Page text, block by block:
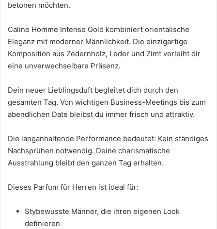
betonen möchten.
Caline Homme Intense Gold kombiniert orientalische
Eleganz mit moderner Männlichkeit. Die einzigartige
Komposition aus Zedernholz, Leder und Zimt verleiht dir
eine unverwechselbare Präsenz.
Dein neuer Lieblingsduft begleitet dich durch den
gesamten Tag. Von wichtigen Business-Meetings bis zum
abendlichen Date bleibst du immer frisch und attraktiv.
Die langanhaltende Performance bedeutet: Kein ständiges
Nachsprühen notwendig. Deine charismatische
Ausstrahlung bleibt den ganzen Tag erhalten.
Dieses Parfum für Herren ist ideal für:
Stybewusste Männer, die ihren eigenen Look
definieren